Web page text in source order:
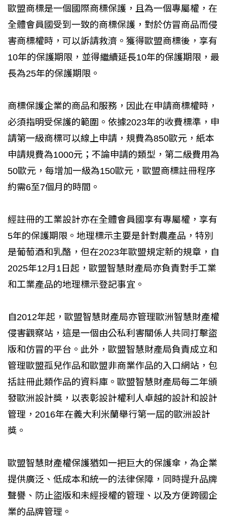
歐盟商標是一個國際商標保護，且為一個專屬權，在
全體會員國受到一致的商標保護，對於仿冒商品而侵
害商標權時，可以訴請救濟。獲得歐盟商標後，享有
10年的保護期限，並得繼續延長10年的保護期限，最
長為25年的保護期限。
商標保護企業的商品和服務，因此在申請商標權時，
必須指明受保護的範圍。依據2023年的收費標準，申
請第一級商標可以線上申請，規費為850歐元，紙本
申請規費為1000元；不論申請的類型，第二級費用為
50歐元，每增加一級為150歐元，歐盟商標註冊程序
約需6至7個月的時間。
經註冊的工業設計亦在全體會員國享有專屬權，享有
5年的保護期限。地理標示主要是針對農產品，特別
是葡萄酒和乳酪，但在2023年歐盟規定新的規章，自
2025年12月1日起，歐盟智慧財產局亦負責對手工業
和工業產品的地理標示登記事宜。
自2012年起，歐盟智慧財產局亦管理歐洲智慧財產權
侵害觀察站，這是一個由公私利害關係人共同打擊盜
版和仿冒的平台。此外，歐盟智慧財產局負責成立和
管理歐盟孤兒作品和歐盟非商業作品的入口網站，包
括註冊此類作品的資料庫。歐盟智慧財產局每二年頒
發歐洲設計獎，以表彰設計權利人卓越的設計和設計
管理，2016年在義大利米蘭舉行第一屆的歐洲設計
獎。
歐盟智慧財產權保護猶如一把巨大的保護傘，為企業
提供廣泛、低成本和統一的法律保障，同時提升品牌
聲譽、防止盜版和未經授權的管理、以及方便跨國企
業的品牌管理。